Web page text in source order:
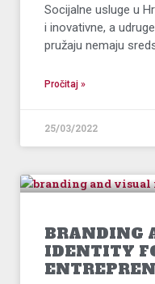
Socijalne usluge u
i inovativne, a
pružaju nemaju
Pročitaj »
25/03/2022
BRANDING
IDENTITY